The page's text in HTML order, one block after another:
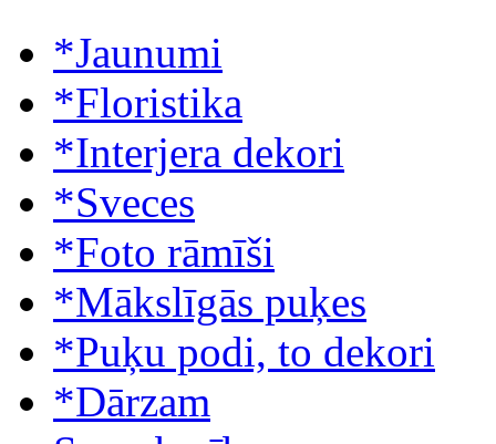
*Jaunumi
*Floristika
*Interjera dekori
*Sveces
*Foto rāmīši
*Mākslīgās puķes
*Puķu podi, to dekori
*Dārzam